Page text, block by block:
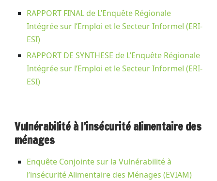
RAPPORT FINAL de L’Enquête Régionale
Intégrée sur l’Emploi et le Secteur Informel (ERI-
ESI)
RAPPORT DE SYNTHESE de L’Enquête Régionale
Intégrée sur l’Emploi et le Secteur Informel (ERI-
ESI)
Vulnérabilité à l’insécurité alimentaire des
ménages
Enquête Conjointe sur la Vulnérabilité à
l’insécurité Alimentaire des Ménages (EVIAM)